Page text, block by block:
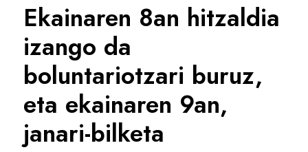
Ekainaren 8an hitzaldia
izango da
boluntariotzari buruz,
eta ekainaren 9an,
janari-bilketa